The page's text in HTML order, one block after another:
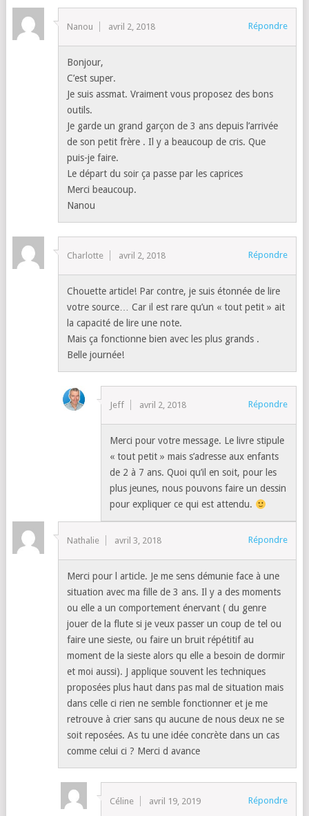
Nanou avril 2, 2018 Répondre
Bonjour,
C’est super.
Je suis assmat. Vraiment vous proposez des bons
outils.
Je garde un grand garçon de 3 ans depuis l’arrivée
de son petit frère . Il y a beaucoup de cris. Que
puis-je faire.
Le départ du soir ça passe par les caprices
Merci beaucoup.
Nanou
Charlotte avril 2, 2018 Répondre
Chouette article! Par contre, je suis étonnée de lire
votre source… Car il est rare qu’un « tout petit » ait
la capacité de lire une note.
Mais ça fonctionne bien avec les plus grands .
Belle journée!
Jeff avril 2, 2018 Répondre
Merci pour votre message. Le livre stipule
« tout petit » mais s’adresse aux enfants
de 2 à 7 ans. Quoi qu’il en soit, pour les
plus jeunes, nous pouvons faire un dessin
pour expliquer ce qui est attendu.
Nathalie avril 3, 2018 Répondre
Merci pour l article. Je me sens démunie face à une
situation avec ma fille de 3 ans. Il y a des moments
ou elle a un comportement énervant ( du genre
jouer de la flute si je veux passer un coup de tel ou
faire une sieste, ou faire un bruit répétitif au
moment de la sieste alors qu elle a besoin de dormir
et moi aussi). J applique souvent les techniques
proposées plus haut dans pas mal de situation mais
dans celle ci rien ne semble fonctionner et je me
retrouve à crier sans qu aucune de nous deux ne se
soit reposées. As tu une idée concrète dans un cas
comme celui ci ? Merci d avance
Céline avril 19, 2019 Répondre